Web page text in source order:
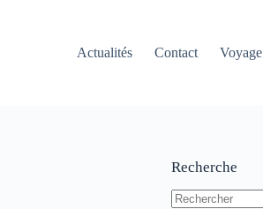
Actualités
Contact Voyage
Recherche